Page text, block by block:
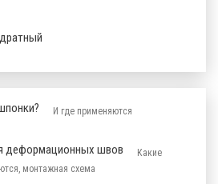
И где применяются
деформационных швов
Какие
монтажная схема